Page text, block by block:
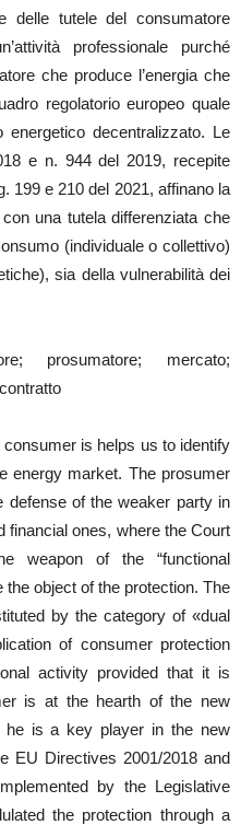
delle tutele del consumatore
professionale purché
che produce l’energia che
regolatorio europeo quale
decentralizzato. Le
e n. 944 del 2019, recepite
199 e 210 del 2021, affinano la
una tutela differenziata che
(individuale o collettivo)
sia della vulnerabilità dei
prosumatore; mercato;
is helps us to identify
energy market. The prosumer
defense of the weaker party in
financial ones, where the Court
weapon of the “functional
the object of the protection. The
by the category of «dual
of consumer protection
activity provided that it is
is at the hearth of the new
he is a key player in the new
EU Directives 2001/2018 and
by the Legislative
the protection through a